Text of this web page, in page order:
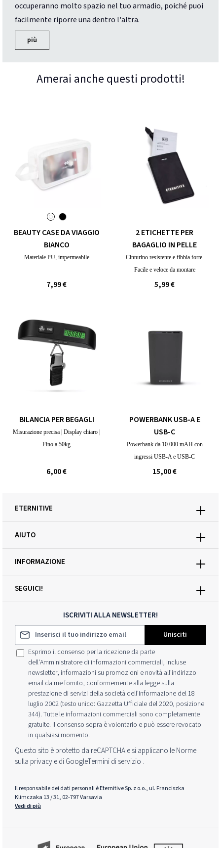
occuperanno molto spazio nel tuo armadio, poiché puoi
facilmente riporre una dentro l'altra.
più
Amerai anche questi prodotti!
BEAUTY CASE DA VIAGGIO
BIANCO
Materiale PU, impermeabile
7,99 €
2 ETICHETTE PER
BAGAGLIO IN PELLE
Cinturino resistente e fibbia forte.
Facile e veloce da montare
5,99 €
BILANCIA PER BEGAGLI
Misurazione precisa | Display chiaro |
Fino a 50kg
6,00 €
POWERBANK USB-A E
USB-C
Powerbank da 10.000 mAH con
ingressi USB-A e USB-C
15,00 €
ISCRIVITI ALLA NEWSLETTER!
Indirizzo e-mail*
Unisciti
Esprimo il consenso per la ricezione da parte
dell'Amministratore di informazioni commerciali, incluse
newsletter, informazioni su promozioni e novità all'indirizzo
email da me fornito, conformemente alla legge sulla
prestazione di servizi della società dell'informazione del 18
luglio 2002 (testo unico: Gazzetta Ufficiale del 2020, posizione
344). Tutte le informazioni commerciali sono completamente
gratuite. Il consenso sopra è volontario e può essere revocato
in qualsiasi momento.
Questo sito è protetto da reCAPTCHA e si applicano le Norme
sulla privacy edi GoogleTermini di servizio .
Il responsabile dei dati personali è Eternitive Sp. z o.o., ul. Franciszka
Klimczaka 13 / 31, 02-797 Varsavia
Vedi di più
SEGUICI!
ETERNITIVE
AIUTO
INFORMAZIONE